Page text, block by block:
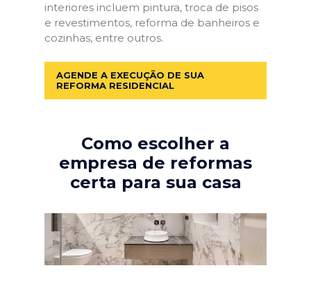
interiores incluem pintura, troca de pisos
e revestimentos, reforma de banheiros e
cozinhas, entre outros.
AGENDE A EXECUÇÃO DE SUA
REFORMA RESIDENCIAL
Como escolher a
empresa de reformas
certa para sua casa